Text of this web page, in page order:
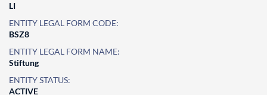
LI
ENTITY LEGAL FORM CODE:
BSZ8
ENTITY LEGAL FORM NAME:
Stiftung
ENTITY STATUS:
ACTIVE